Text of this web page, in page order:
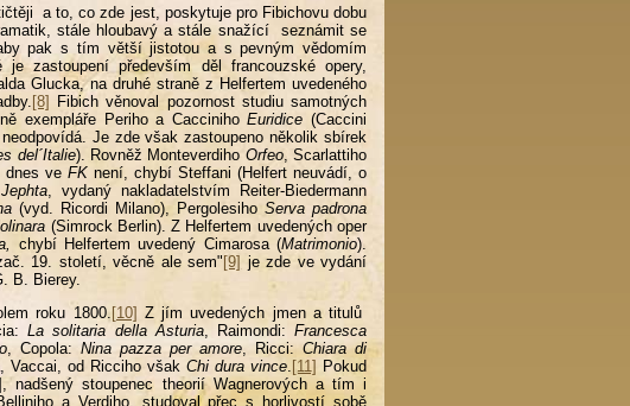
a to, co zde jest, poskytuje pro Fibichovu dobu
stále hloubavý a stále snažící seznámit se
pak s tím větší jistotou a s pevným vědomím
je zastoupení především děl francouzské opery,
Glucka, na druhé straně z Helfertem uvedeného
[8]
Fibich věnoval pozornost studiu samotných
exempláře Periho a CaccinihoEuridice (Caccini
Je zde však zastoupeno několik sbírek
del´Italie). Rovněž Monteverdiho Orfeo, Scarlattiho
dnes ve FK není, chybí Steffani (Helfert neuvádí, o
Jephta, vydaný nakladatelstvím Reiter-Biedermann
(vyd. Ricordi Milano), PergolesihoServa padrona
(Simrock Berlin). Z Helfertem uvedených oper
chybí Helfertem uvedený Cimarosa (Matrimonio).
19. století, věcně ale sem" [9] je zde ve vydání
B. Bierey.
roku 1800. [10] Z jím uvedených jmen a titulů
La solitaria della Asturia, Raimondi:Francesca
, Copola:Nina pazza per amore , Ricci:Chiara di
Vaccai, od Ricciho však Chi dura vince. [11] Pokud
stoupenec theorií Wagnerových a tím i
a Verdiho, studoval přec s horlivostí sobě